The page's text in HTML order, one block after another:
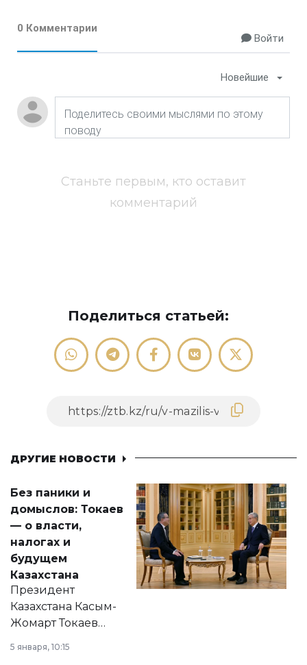
0 Комментарии
Войти
Новейшие
Станьте первым, кто оставит
комментарий
Поделиться статьей:
ДРУГИЕ НОВОСТИ
Без паники и
домыслов: Токаев
— о власти,
налогах и
будущем
Казахстана
Президент
Казахстана Касым-
Жомарт Токаев
сразу несколько
5 января, 10:15